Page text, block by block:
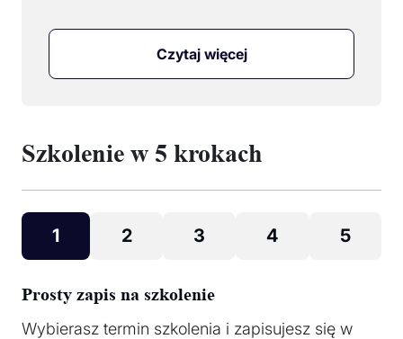
Czytaj więcej
Szkolenie w 5 krokach
1 2 3 4 5
Prosty zapis na szkolenie
Wybierasz termin szkolenia i zapisujesz się w